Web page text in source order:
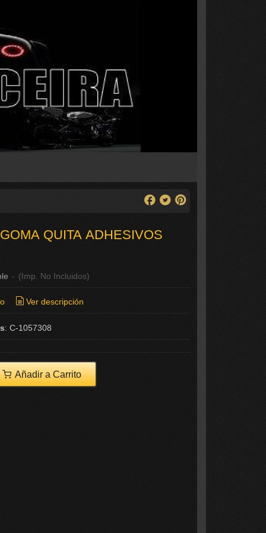
QUITA ADHESIVOS
- (Imp. No Incluidos)
Ver descripción
: C-1057308
Añadir a Carrito